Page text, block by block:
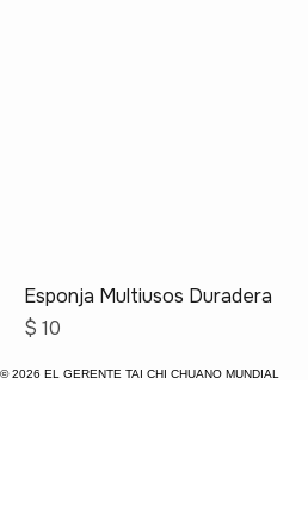
Esponja Multiusos Duradera
Precio
$ 10
© 2026 EL GERENTE TAI CHI CHUANO MUNDIAL